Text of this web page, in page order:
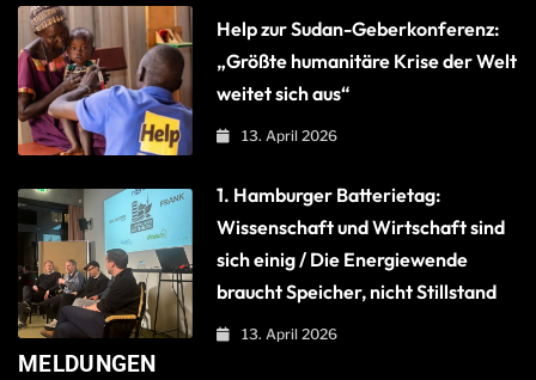
Help zur Sudan-Geberkonferenz:
„Größte humanitäre Krise der Welt
weitet sich aus“
13. April 2026
1. Hamburger Batterietag:
Wissenschaft und Wirtschaft sind
sich einig / Die Energiewende
braucht Speicher, nicht Stillstand
13. April 2026
MELDUNGEN